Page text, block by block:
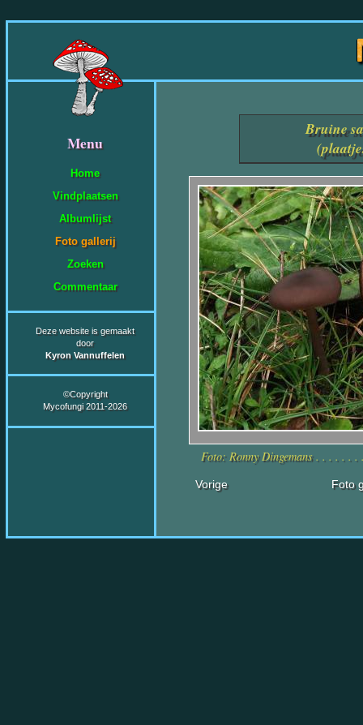
Menu
Home
Vindplaatsen
Albumlijst
Foto gallerij
Zoeken
Commentaar
Deze website is gemaakt
door
Kyron Vannuffelen
©Copyright
Mycofungi 2011-2026
Bruine
Foto: Ronny Dingemans . . . . . .
Vorige Foto